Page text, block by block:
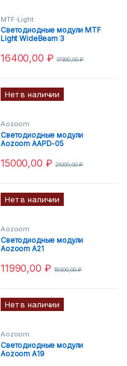
MTF-Light
Светодиодные модули MTF
Light WideBeam 3
16400,00 ₽ 17300,00₽
Нет в наличии
Aozoom
Светодиодные модули
Aozoom AAPD-05
15000,00 ₽ 21000,00₽
Нет в наличии
Aozoom
Светодиодные модули
Aozoom A21
11990,00 ₽ 15000,00₽
Нет в наличии
Aozoom
Светодиодные модули
Aozoom A19